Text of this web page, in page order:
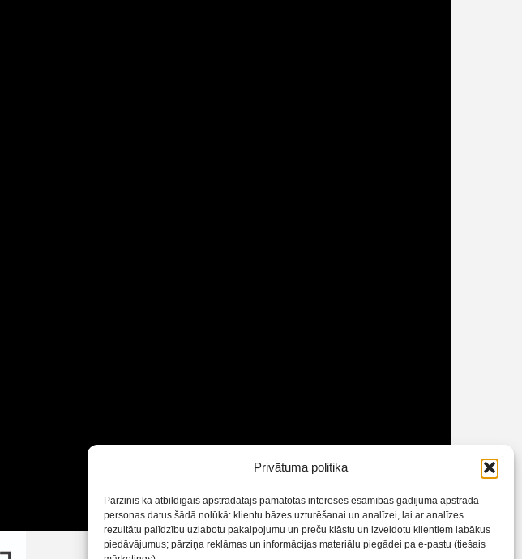
Privātuma politika
Pārzinis kā atbildīgais apstrādātājs pamatotas intereses esamības gadījumā apstrādā
personas datus šādā nolūkā: klientu bāzes uzturēšanai un analīzei, lai ar analīzes
rezultātu palīdzību uzlabotu pakalpojumu un preču klāstu un izveidotu klientiem labākus
piedāvājumus; pārziņa reklāmas un informācijas materiālu piegādei pa e-pastu (tiešais